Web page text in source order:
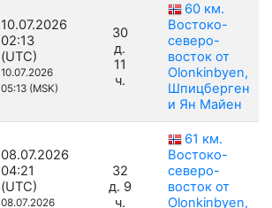
10.07.2026
02:13
(UTC)
10.07.2026
05:13 (MSK)
30
д.
11
ч.
60 км.
Востоко-
северо-
восток от
Olonkinbyen,
Шпицберген
и Ян Майен
08.07.2026
04:21
(UTC)
08.07.2026
32
д. 9
ч.
61 км.
Востоко-
северо-
восток от
Olonkinbyen,